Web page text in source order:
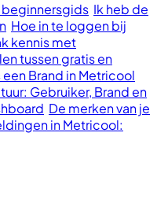
beginnersgids Ik heb de
Hoe in te loggen bij
kennis met
tussen gratis en
een Brand in Metricool
Gebruiker, Brand en
De merken van je
in Metricool: